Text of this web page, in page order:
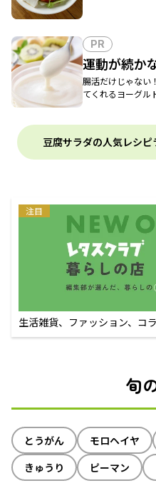
PR
運動が続か
腸活だけじゃない
てくれるヨーグル
豆腐サラダの人気レシ
注目
生活雑貨、ファッション、コ
えるECサイト
旬
とうがん モロヘイヤ
きゅうり
ピーマン